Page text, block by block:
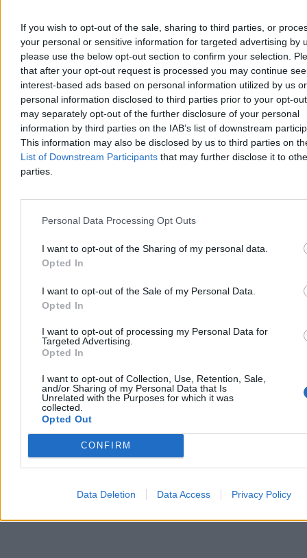
If you wish to opt-out of the sale, sharing to third parties, or
your personal or sensitive information for targeted advertising by
please use the below opt-out section to confirm your selection.
that after your opt-out request is processed you may continue
interest-based ads based on personal information utilized by us or
personal information disclosed to third parties prior to your opt-
may separately opt-out of the further disclosure of your personal
information by third parties on the IAB’s list of downstream
This information may also be disclosed by us to third parties on
List of Downstream Participants that may further disclose it to
parties.
Personal Data Processing Opt Outs
I want to opt-out of the Sharing of my personal data.
Opted In
I want to opt-out of the Sale of my Personal Data.
Opted In
I want to opt-out of processing my Personal Data for
Targeted Advertising.
Opted In
I want to opt-out of Collection, Use, Retention, Sale,
and/or Sharing of my Personal Data that Is
Unrelated with the Purposes for which it was
collected.
Opted Out
CONFIRM
Data Deletion Data Access Privacy Policy
13:30Przeżył wybuch w kopalni. Wyjawia, co mogło doprowadzić
do tragedii
12:59Odwiedziłem Nowe Centrum Warszawy. Ktoś tu bawi się w
miejskie Lego
12:27Tusk z propozycją nowego pomnika. W sieci zawrzało
Hejt wobec córki Nawrockiego. Wnioski do USA i Chin
12:02Szef MON z apelem do Ukraińców. „Głęboki ból, niepokój i
sprzeciw”
11:48Amazfit Balance 3 to nowa seria zegarków dla osób
szukających partnera treningowego
11:43RPD kieruje pretensje o czerwone paski do… lodziarni. O co
naprawdę chodzi?
10:58
Nowy podatek paliwowy coraz bliżej. Rząd liczy miliardy,
Chwalińskiej
Katastrofa śmigłowca pod Limanową. Ujawniono tożsamość
4,5 miesiąca. Tyle dziś szuka się pracy w Polsce. Jak robić to
świetny biznes
IMGW ostrzega przed burzami i ulewami. Alerty dla wielu
regionów
nazwiska
Nowe sankcje na Rosję. Przełom w USA
Największy comeback w polskim tenisie. Niezwykła historia
Mai Chwalińskiej
Jak koalicja przegra wybory przez Martę Cienkowską
05:59 Policja w Szkole w Chmurze po zgłoszeniu CBA. Trwa
prokuratorskie śledztwo